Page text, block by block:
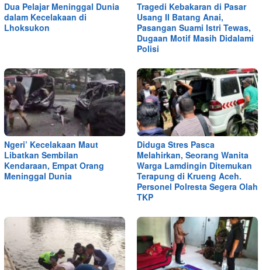
Dua Pelajar Meninggal Dunia
dalam Kecelakaan di
Lhoksukon
Tragedi Kebakaran di Pasar
Usang II Batang Anai,
Pasangan Suami Istri Tewas,
Dugaan Motif Masih Didalami
Polisi
Ngeri’ Kecelakaan Maut
Libatkan Sembilan
Kendaraan, Empat Orang
Meninggal Dunia
Diduga Stres Pasca
Melahirkan, Seorang Wanita
Warga Lamdingin Ditemukan
Terapung di Krueng Aceh.
Personel Polresta Segera Olah
TKP